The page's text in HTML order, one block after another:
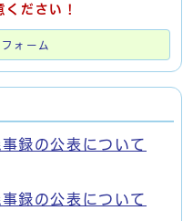
ださい！
ォーム
録の公表について
録の公表について